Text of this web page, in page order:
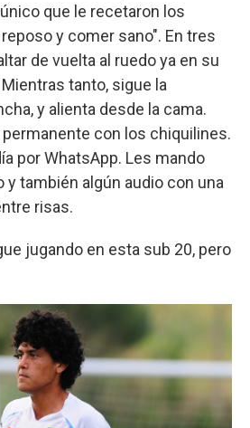
que le recetaron los
y comer sano". En tres
de vuelta al ruedo ya en su
tanto, sigue la
y alienta desde la cama.
con los chiquilines.
por WhatsApp. Les mando
y también algún audio con una
risas.
jugando en esta sub 20, pero